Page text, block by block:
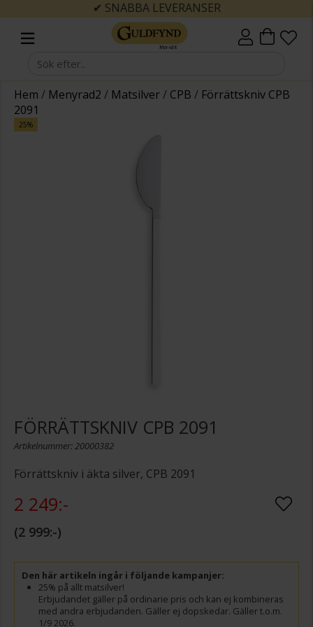
✔ SNABBA LEVERANSER
Hem / Menyrad2 / Matsilver/ CPB / Förrättskniv CPB
2091
25%
FÖRRÄTTSKNIV CPB 2091
Artikelnummer: 20000382
Förrättskniv i äkta silver, CPB 2091
2 249:-
2 999:-
Den här artikeln ingår i följande kampanjer:
25% på allt matsilver!
Erbjudandet gäller på ordinarie pris och kan ej kombineras
med andra erbjudanden. Gäller ej dopskedar. Gäller t.o.m.
1/9 2026.